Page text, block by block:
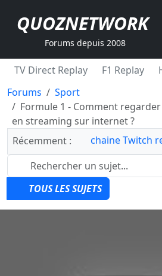
QUOZNETWORK
Forums depuis 2008
TV Direct Replay F1 Replay
Forums
Sport
Formule 1 - Comment regarder
en streaming sur internet ?
Récemment :
chaine Twitch
TOUS LES SUJETS